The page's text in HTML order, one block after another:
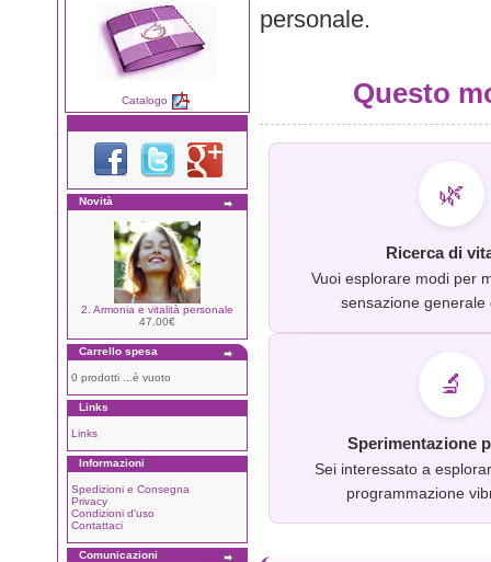
Catalogo
Novità
2. Armonia e vitalità personale
47.00€
Carrello spesa
0 prodotti ...è vuoto
Links
Links
Informazioni
Spedizioni e Consegna
Privacy
Condizioni d'uso
Contattaci
Comunicazioni
personale.
Questo
🌿
Ricerca di
Vuoi esplorare modi per
sensazione generale
🔬
Sperimentazione
Sei interessato a
programmazione